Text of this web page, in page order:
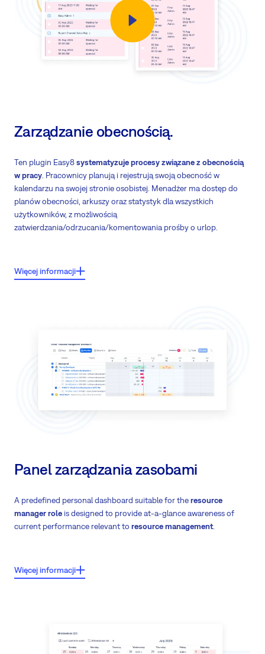
Różnorodność opcji wizualizacji (wykres, diagram, wskaźnik, pipeline, ...)
Zarządzanie obecnością.
Ten plugin Easy8systematyzuje procesy związane z obecnością
w pracy . Pracownicy planują i rejestrują swoją obecność w
kalendarzu na swojej stronie osobistej. Menadżer ma dostęp do
planów obecności, arkuszy oraz statystyk dla wszystkich
użytkowników, z możliwością
zatwierdzania/odrzucania/komentowania prośby o urlop.
Zatwierdzanie urlopów
Automatyczna rejestracja obecności poprzez dostęp do Easy8 z
określonego adresu IP
Integracja z zarządzaniem zasobami- planowana obecność jest
Więcej informacji
Panel zarządzania zasobami
A predefined personal dashboard suitable for theresource
manager role is designed to provide at-a-glance awareness of
current performance relevant to resource management.
Moduł zarządzania zasobami
Zaawansowane raporty czasowe
Więcej informacji